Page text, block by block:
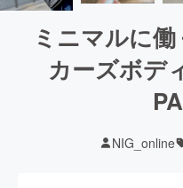
ミニマルに
カーズボデ
NIG_online